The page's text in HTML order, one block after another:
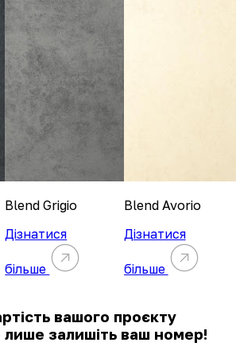
Blend Grigio
Дізнатися
більше
Blend Avorio
Дізнатися
більше
вашого проєкту
залишіть ваш номер!